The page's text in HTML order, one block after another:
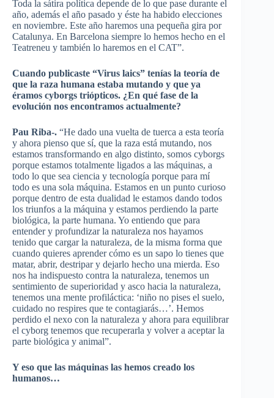
Toda la sátira política depende de lo que pase durante el
año, además el año pasado y éste ha habido elecciones
en noviembre. Este año haremos una pequeña gira por
Catalunya. En Barcelona siempre lo hemos hecho en el
Teatreneu y también lo haremos en el CAT”.
Cuando publicaste “Virus laics” tenías la teoría de
que la raza humana estaba mutando y que ya
éramos cyborgs triópticos. ¿En qué fase de la
evolución nos encontramos actualmente?
Pau Riba-. “He dado una vuelta de tuerca a esta teoría
y ahora pienso que sí, que la raza está mutando, nos
estamos transformando en algo distinto, somos cyborgs
porque estamos totalmente ligados a las máquinas, a
todo lo que sea ciencia y tecnología porque para mí
todo es una sola máquina. Estamos en un punto curioso
porque dentro de esta dualidad le estamos dando todos
los triunfos a la máquina y estamos perdiendo la parte
biológica, la parte humana. Yo entiendo que para
entender y profundizar la naturaleza nos hayamos
tenido que cargar la naturaleza, de la misma forma que
cuando quieres aprender cómo es un sapo lo tienes que
matar, abrir, destripar y dejarlo hecho una mierda. Eso
nos ha indispuesto contra la naturaleza, tenemos un
sentimiento de superioridad y asco hacia la naturaleza,
tenemos una mente profiláctica: ‘niño no pises el suelo,
cuidado no respires que te contagiarás…’. Hemos
perdido el nexo con la naturaleza y ahora para equilibrar
el cyborg tenemos que recuperarla y volver a aceptar la
parte biológica y animal”.
Y eso que las máquinas las hemos creado los
humanos…